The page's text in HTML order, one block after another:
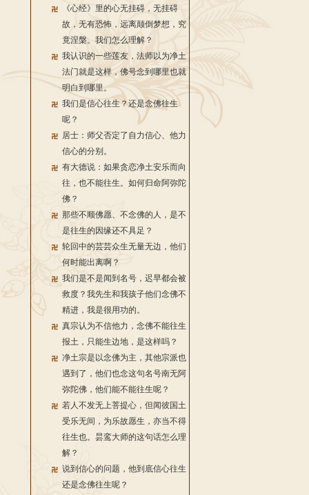
《心经》里的心无挂碍，无挂碍
故，无有恐怖，远离颠倒梦想，究
竟涅槃。我们怎么理解？
我认识的一些莲友，法师以为净土
法门就是这样，佛号念到哪里也就
明白到哪里。
我们是信心往生？还是念佛往生
呢？
居士：师父否定了自力信心、他力
信心的分别。
有大德说：如果贪恋净土安乐而向
往，也不能往生。如何归命阿弥陀
佛？
那些不顺佛愿、不念佛的人，是不
是往生的因缘还不具足？
轮回中的芸芸众生无量无边，他们
何时能出离啊？
我们是不是闻到名号，迟早都会被
救度？我先生和我孩子他们念佛不
精进，我是很用功的。
真宗认为不信他力，念佛不能往生
报土，只能生边地，是这样吗？
净土宗是以念佛为主，其他宗派也
遇到了，他们也念这句名号南无阿
弥陀佛，他们能不能往生呢？
若人不发无上菩提心，但闻彼国土
受乐无间，为乐故愿生，亦当不得
往生也。昙鸾大师的这句话怎么理
解？
说到信心的问题，他到底信心往生
还是念佛往生呢？